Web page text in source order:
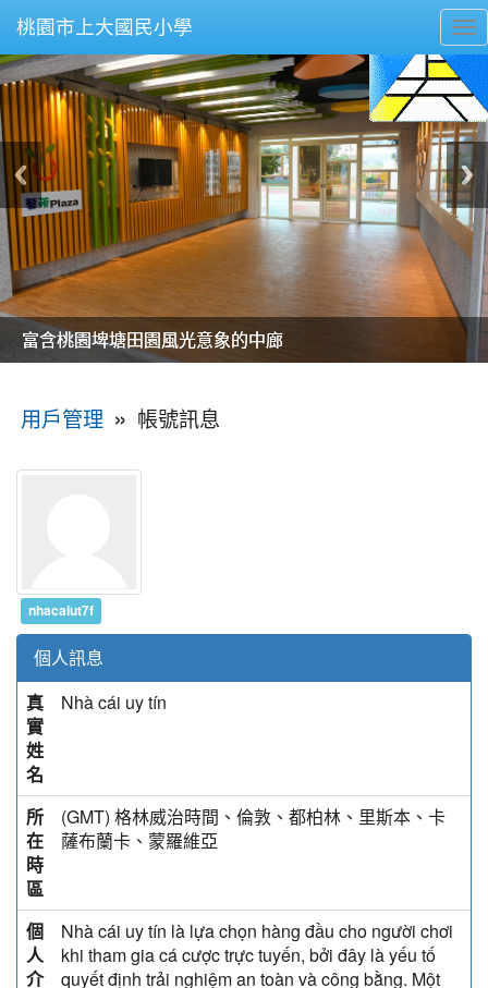
桃園市上大國民小學
美麗的操場是我們活力的來源
美麗的操場是我們活力的來源
煥然一新的小司令台
煥然一新的小司令台
富含桃園埤塘田園風光意象的中廊
富含桃園埤塘田園風光意象的中廊
嶄新的中庭廣場
嶄新的中庭廣場
水生池生生不息
水生池生生不息
用戶管理 » 帳號訊息
nhacaiut7f
個人訊息
真
實
姓
名
Nhà cái uy tín
所
在
時
區
(GMT) 格林威治時間、倫敦、都柏林、里斯本、卡
薩布蘭卡、蒙羅維亞
個
人
介
Nhà cái uy tín là lựa chọn hàng đầu cho người chơi
khi tham gia cá cược trực tuyến, bởi đây là yếu tố
quyết định trải nghiệm an toàn và công bằng. Một